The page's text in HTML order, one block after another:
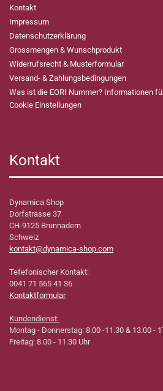
Kontakt
Impressum
Datenschutzerklärung
Grossmengen & Wunschprodukt
Widerrufsrecht & Musterformular
Versand- & Zahlungsbedingungen
Was ist die EORI Nummer? Informationen
Cookie Einstellungen
Kontakt
Dynamica Shop
Dorfstrasse 37
CH-9125 Brunnadern
Schweiz
kontakt@dynamica-shop.com
Tefefonischer Kontakt:
0041 71 565 41 36
Kontaktformular
Kundendienst:
Montag - Donnerstag: 8.00 -11.30 & 13.00 -
Freitag: 8.00 - 11.30 Uhr